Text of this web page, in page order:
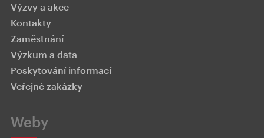
Výzvy a akce
Kontakty
Zaměstnání
Výzkum a data
Poskytování informací
Veřejné zakázky
Weby